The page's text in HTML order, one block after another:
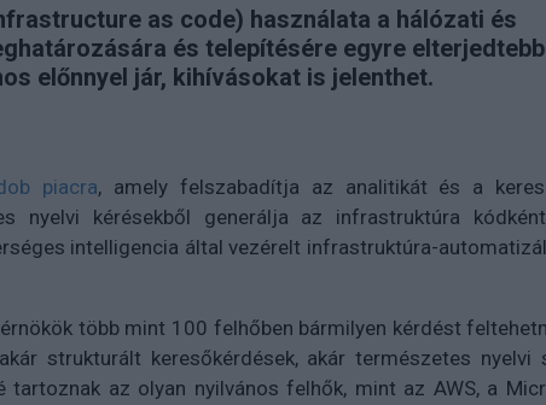
as code) használata a hálózati és
és telepítésére egyre
előnnyel jár, kihívásokat is jelenthet.
piacra, amely felszabadítja az analitikát és a
nyelvi kérésekből generálja az infrastruktúra
intelligencia által vezérelt infrastruktúra-
több mint 100 felhőben bármilyen kérdést
strukturált keresőkérdések, akár természetes nyelvi
az olyan nyilvános felhők, mint az AWS, a